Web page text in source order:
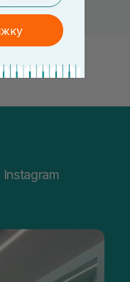
Instagram